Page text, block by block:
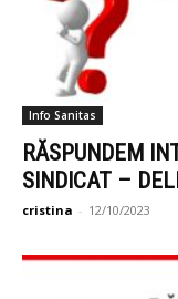
Info Sanitas
RĂSPUNDEM
SINDICAT –
cristina - 12/10/2023